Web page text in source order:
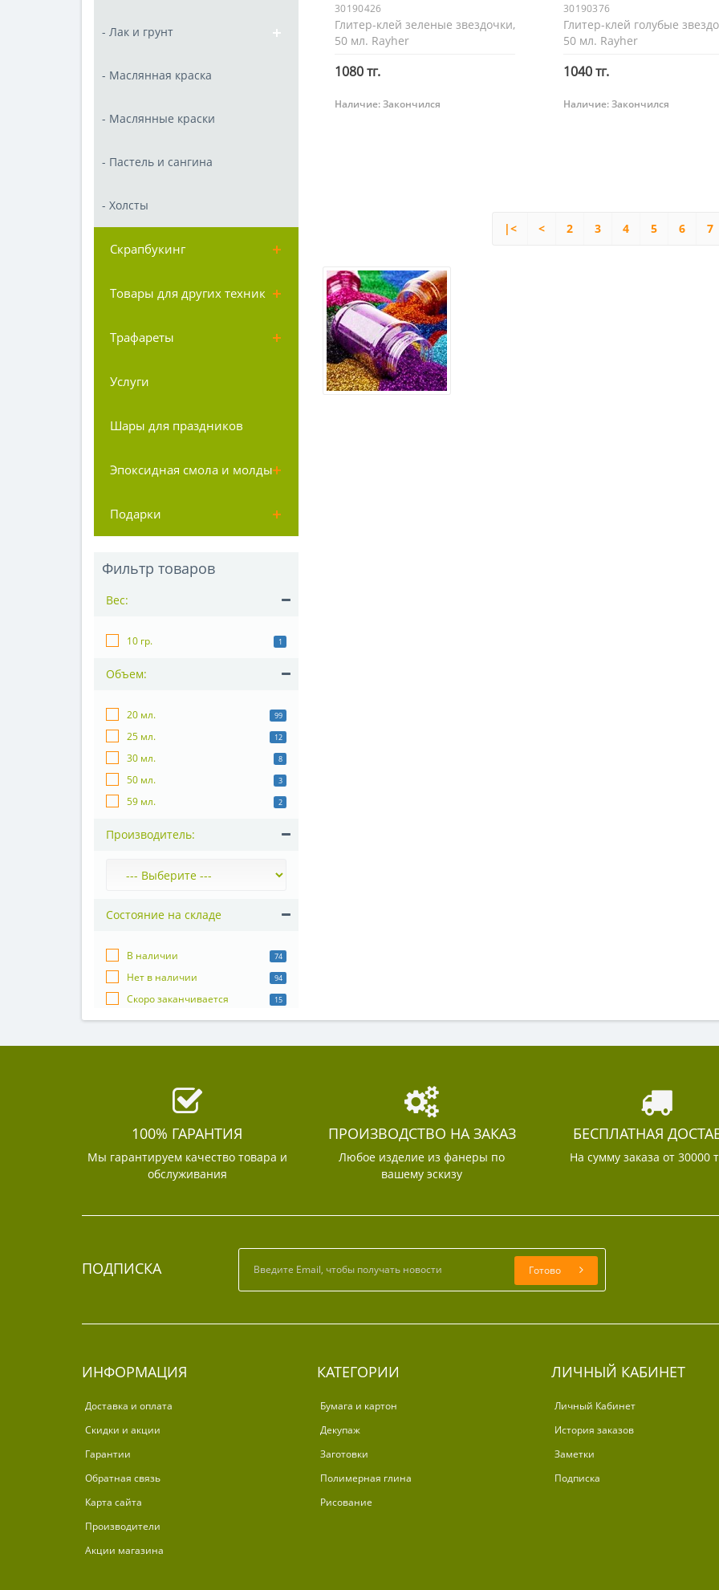
- Лак и грунт
- Маслянная краска
- Маслянные краски
- Пастель и сангина
- Холсты
Скрапбукинг
Товары для других техник
Трафареты
Услуги
Шары для праздников
Эпоксидная смола и молды
Подарки
Фильтр товаров
Вес:
10 гр. 1
Объем:
20 мл. 99
25 мл. 12
30 мл. 8
50 мл. 3
59 мл. 2
Производитель:
Состояние на складе
В наличии 74
Нет в наличии 94
Скоро заканчивается 15
30190426
Глитер-клей зеленые звездочки,
50 мл. Rayher
1080 тг.
Закончился
Наличие:Закончился
30190376
Глитер-клей голубые
50 мл. Rayher
1040 тг.
Закончился
Наличие:Закончился
|< < 2 3 4 5 6 7
100% ГАРАНТИЯ
Мы гарантируем качество товара и
обслуживания
ПРОИЗВОДСТВО НА ЗАКАЗ
Любое изделие из фанеры по
вашему эскизу
БЕСПЛАТНАЯ
На сумму заказа от 30000
ПОДПИСКА Готово
ИНФОРМАЦИЯ
Доставка и оплата
Скидки и акции
Гарантии
Обратная связь
Карта сайта
Производители
Акции магазина
КАТЕГОРИИ
Бумага и картон
Декупаж
Заготовки
Полимерная глина
Рисование
ЛИЧНЫЙ КАБИНЕТ
Личный Кабинет
История заказов
Заметки
Подписка